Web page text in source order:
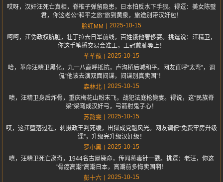
哎呀，汉奸汪死亡真相，脊椎子弹留隐患，日本怕反水下手狠。得逗：美女陈璧
君，你这老公“和平之旅”旅到黄泉，旅途别带汉奸包！
脸红MM
2025-10-15
呵呵，汪伪政权肮脏，壮丁拉去日军前线，百姓饿他奢侈宴。挑逗说：汪精卫，
你这手笔搁交易会准王，王冠戴耻辱上！
芊芊龍
2025-10-15
哈，革命汪精卫黑化，九一八高呼抵抗，卢沟桥后喊和平。网友直呼“太弯”，调
侃“他该去演双面间谍，间谍别真卖国”！
森林北
2025-10-15
啧，汪精卫身后炸骨，重庆梅花山粉末飞，战犯法庭枪毙妻。得说，这“民族脊
梁”梁弯成汉奸弓，弓箭射鬼子心！
苏韵雯
2025-10-15
哎，这汪堕落过程，刺摄政王判死缓，出狱成党魁风光。网友调侃“免费牢房升级
课”，升级完升级汉奸级！
罗小黑
2025-10-15
嘻，汪精卫死亡离奇，1944名古屋毙命，传闻蒋毒针一戳。挑逗：老汪，你这
“骨癌高潮”高潮日本，高潮前多悔卖国啊！
彭十六
2025-10-15